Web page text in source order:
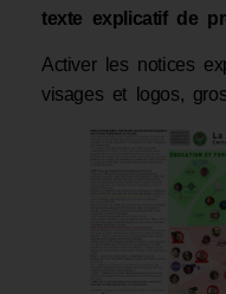
texte explicatif de
Activer les notices
visages et logos,